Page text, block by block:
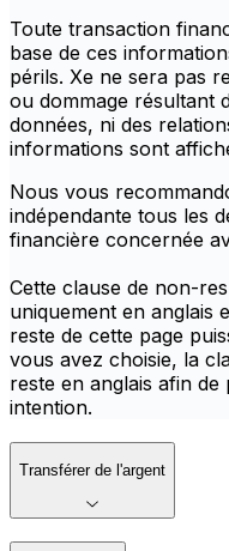
Toute transaction
base de ces
périls. Xe ne sera pas
ou dommage résultant
données, ni des
informations sont
Nous vous
indépendante tous les
financière concernée
Cette clause de non-
uniquement en anglais
reste de cette page
vous avez choisie, la
reste en anglais afin
intention.
Transférer de l'argent